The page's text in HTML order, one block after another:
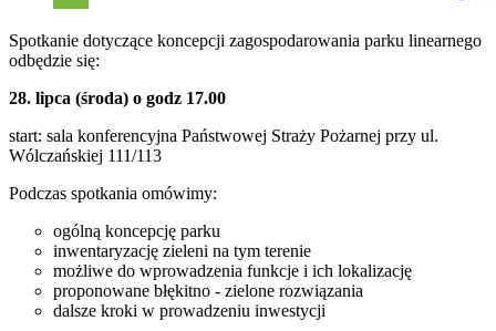
Spotkanie dotyczące koncepcji zagospodarowania parku linearnego
odbędzie się:
28. lipca (środa) o godz 17.00
start: sala konferencyjna Państwowej Straży Pożarnej przy ul.
Wólczańskiej 111/113
Podczas spotkania omówimy:
ogólną koncepcję parku
inwentaryzację zieleni na tym terenie
możliwe do wprowadzenia funkcje i ich lokalizację
proponowane błękitno - zielone rozwiązania
dalsze kroki w prowadzeniu inwestycji